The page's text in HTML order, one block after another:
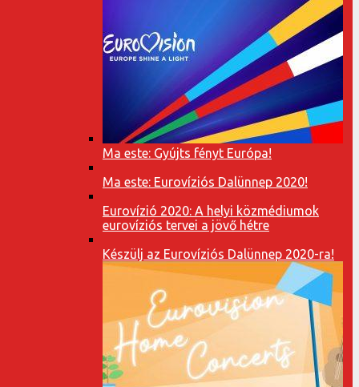
Ma este: Gyújts fényt Európa!
Ma este: Eurovíziós Dalünnep 2020!
Eurovízió 2020: A helyi közmédiumok
eurovíziós tervei a jövő hétre
Készülj az Eurovíziós Dalünnep 2020-ra!